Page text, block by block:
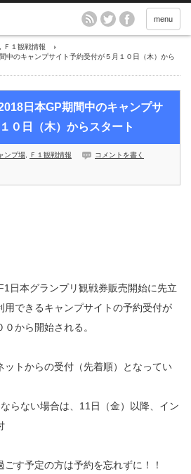
menu
Ｆ１観戦情報
中のキャンプサイト予約受付が５月１０日（木）から
日本GP期間中のキャンプサ
０日（木）からスタート
ンプ場 Ｆ１観戦情報 コメントを書く
日本グランプリ観戦券販売開始に先立
用できるキャンプサイトの予約受付が
から開始される。
ットからの受付（先着順）となってい
らない場合は、11日（金）以降、イン
ごす予定の方は予約を忘れずに！！